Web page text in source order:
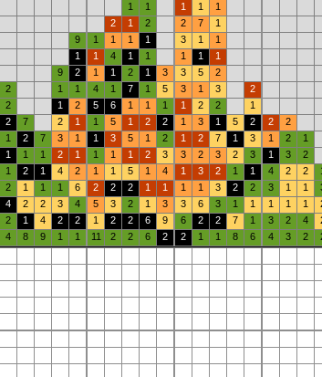
1
1 1 1
1
2
1 2 2 7
1
9
1 1 1 1 3 1
1
1
1 4 1 1 1 1
1
9 2 1 1 2 1 3 3 5
2
2 1 1 4 1 7 1 5 3 1 3
2
2 1 2 5 6 1 1 1 1 2 2
1
2 7 2 1 1 5 1 2 2 1 3 1 5 2 2
2
1 2 7 3 1 1 3 5 1 2 1 2 7 1 3 1 2
1
1 1 1 2 1 1 1 1 2 3 3 2 3 2 3 1 3
2
1 2 1 4 2 1 1 5 1 4 1 3 2 1 1 4 2 2
2 1 1 1 6 2 2 2 1 1 1 1 3 2 2 3 1 1
4 2 2 3 4 5 3 2 1 3 3 6 3 1 1 1 1 1
2 1 4 2 2 1 2 2 6 9 6 2 2 7 1 3 2 4
4 8 9 1 1 11 2 2 6 2 2 1 1 8 6 4 3 2